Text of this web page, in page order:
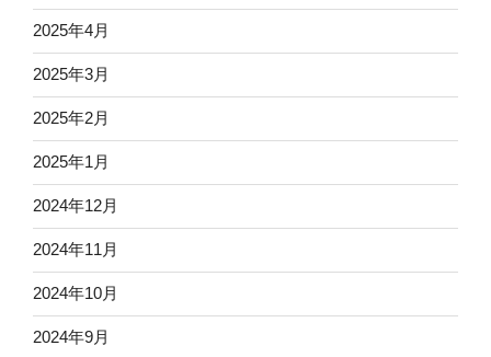
2025年4月
2025年3月
2025年2月
2025年1月
2024年12月
2024年11月
2024年10月
2024年9月